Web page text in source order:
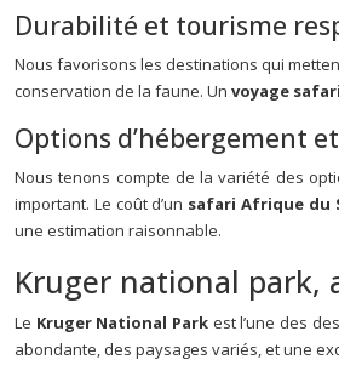
Durabilité et tourisme
Nous favorisons les destinations qui
conservation de la faune. Un voyage
Options d’hébergement
Nous tenons compte de la variété des
important. Le coût d’un safari Afrique du
une estimation raisonnable.
Kruger national park,
Le Kruger National Park est l’une des
abondante, des paysages variés, et une